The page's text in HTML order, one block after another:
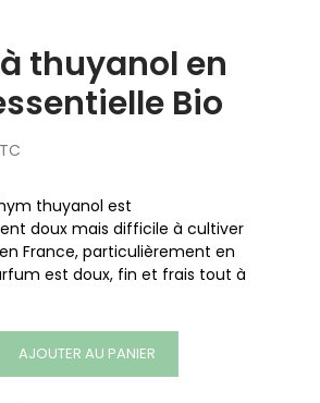
thuyanol en
Bio
thuyanol est
doux mais difficile à cultiver
France, particulièrement en
est doux, fin et frais tout à
AJOUTER AU PANIER